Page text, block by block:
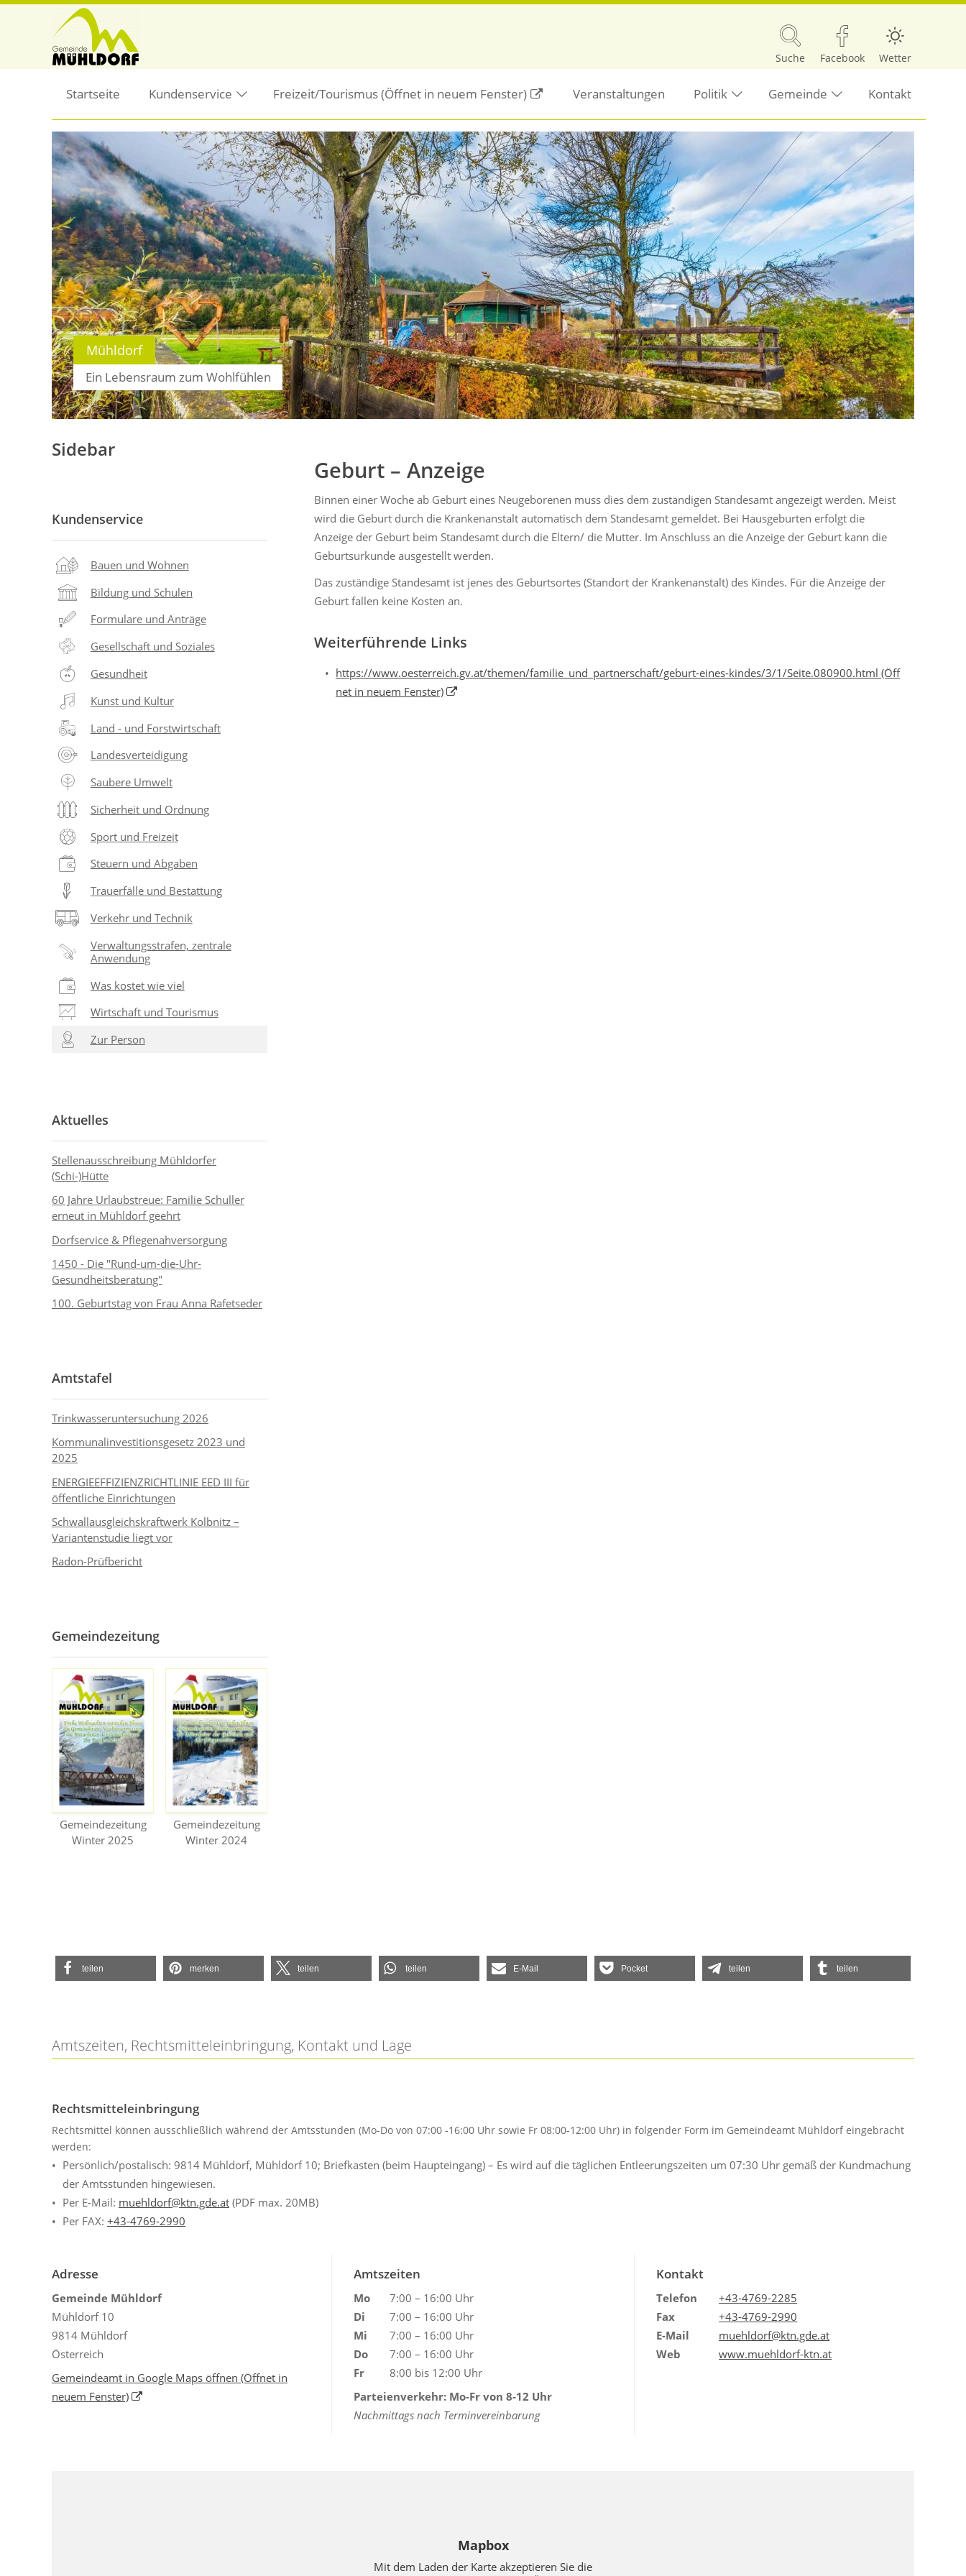
Suche Facebook Wetter
Startseite Kundenservice Freizeit/Tourismus(Öffnet in neuem Fenster) Veranstaltungen Politik Gemeinde Kontakt
Mühldorf
Ein Lebensraum zum Wohlfühlen
Geburt – Anzeige
Binnen einer Woche ab Geburt eines Neugeborenen muss dies dem zuständigen Standesamt angezeigt werden. Meist
wird die Geburt durch die Krankenanstalt automatisch dem Standesamt gemeldet. Bei Hausgeburten erfolgt die
Anzeige der Geburt beim Standesamt durch die Eltern/ die Mutter. Im Anschluss an die Anzeige der Geburt kann die
Geburtsurkunde ausgestellt werden.
Das zuständige Standesamt ist jenes des Geburtsortes (Standort der Krankenanstalt) des Kindes. Für die Anzeige der
Geburt fallen keine Kosten an.
Weiterführende Links
https://www.oesterreich.gv.at/themen/familie_und_partnerschaft/geburt-eines-kindes/3/1/Seite.080900.html (Öff
net in neuem Fenster)
Sidebar
Kundenservice
Bauen und Wohnen
Bildung und Schulen
Formulare und Anträge
Gesellschaft und Soziales
Gesundheit
Kunst und Kultur
Land - und Forstwirtschaft
Landesverteidigung
Saubere Umwelt
Sicherheit und Ordnung
Sport und Freizeit
Steuern und Abgaben
Trauerfälle und Bestattung
Verkehr und Technik
Verwaltungsstrafen, zentrale
Anwendung
Was kostet wie viel
Wirtschaft und Tourismus
Zur Person
Aktuelles
Stellenausschreibung Mühldorfer
(Schi-)Hütte
60 Jahre Urlaubstreue: Familie Schuller
erneut in Mühldorf geehrt
Dorfservice & Pflegenahversorgung
1450 - Die "Rund-um-die-Uhr-
Gesundheitsberatung"
100. Geburtstag von Frau Anna Rafetseder
Amtstafel
Trinkwasseruntersuchung 2026
Kommunalinvestitionsgesetz 2023 und
2025
ENERGIEEFFIZIENZRICHTLINIE EED III für
öffentliche Einrichtungen
Schwallausgleichskraftwerk Kolbnitz –
Variantenstudie liegt vor
Radon-Prüfbericht
Gemeindezeitung
Gemeindezeitung
Winter 2025
Gemeindezeitung
Winter 2024
teilen merken teilen teilen E-Mail Pocket teilen teilen
Amtszeiten, Rechtsmitteleinbringung, Kontakt und Lage
Rechtsmitteleinbringung
Rechtsmittel können ausschließlich während der Amtsstunden (Mo-Do von 07:00 -16:00 Uhr sowie Fr 08:00-12:00 Uhr) in folgender Form im Gemeindeamt Mühldorf eingebracht
werden:
Persönlich/postalisch: 9814 Mühldorf, Mühldorf 10; Briefkasten (beim Haupteingang) – Es wird auf die täglichen Entleerungszeiten um 07:30 Uhr gemäß der Kundmachung
der Amtsstunden hingewiesen.
Per E-Mail: muehldorf@ktn.gde.at (PDF max. 20MB)
Per FAX: +43-4769-2990
Adresse
Gemeinde Mühldorf
Mühldorf 10
9814 Mühldorf
Österreich
Gemeindeamt in Google Maps öffnen (Öffnet in
neuem Fenster)
Amtszeiten
Mo
7:00 – 16:00 Uhr
Di
7:00 – 16:00 Uhr
Mi
7:00 – 16:00 Uhr
Do
7:00 – 16:00 Uhr
Fr
8:00 bis 12:00 Uhr
Parteienverkehr: Mo-Fr von 8-12 Uhr
Nachmittags nach Terminvereinbarung
Kontakt
Telefon
+43-4769-2285
Fax
+43-4769-2990
E-Mail
muehldorf@ktn.gde.at
Web
www.muehldorf-ktn.at
Mapbox
Mit dem Laden der Karte akzeptieren Sie die